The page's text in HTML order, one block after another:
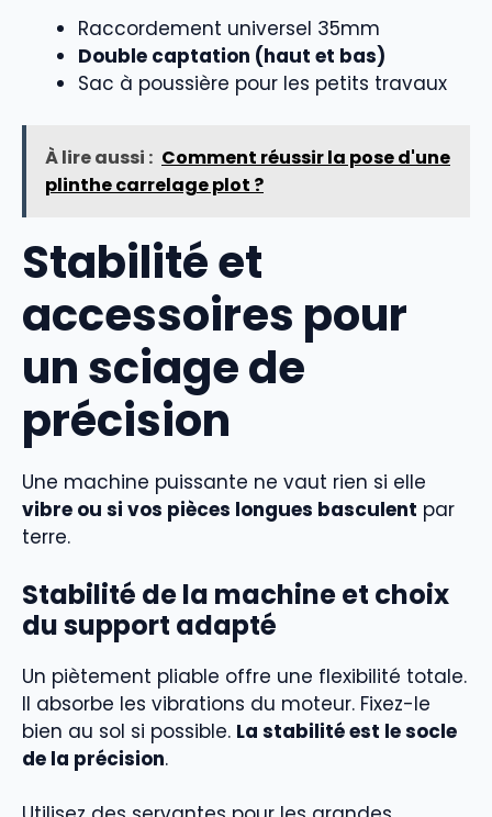
Raccordement universel 35mm
Double captation (haut et bas)
Sac à poussière pour les petits travaux
À lire aussi : Comment réussir la pose d'une
plinthe carrelage plot ?
Stabilité et
accessoires pour
un sciage de
précision
Une machine puissante ne vaut rien si elle
vibre ou si vos pièces longues basculent par
terre.
Stabilité de la machine et choix
du support adapté
Un piètement pliable offre une flexibilité totale.
Il absorbe les vibrations du moteur. Fixez-le
bien au sol si possible. La stabilité est le socle
de la précision.